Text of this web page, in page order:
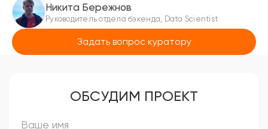
Никита Бережнов
Руководитель отдела бэкенда, Data Scientist
Задать вопрос куратору
ОБСУДИМ ПРОЕКТ